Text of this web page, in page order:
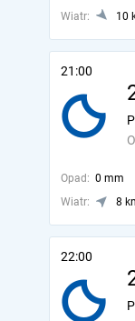
Wiatr:
10
21:00
Opad: 0 mm
Wiatr:
8
22:00